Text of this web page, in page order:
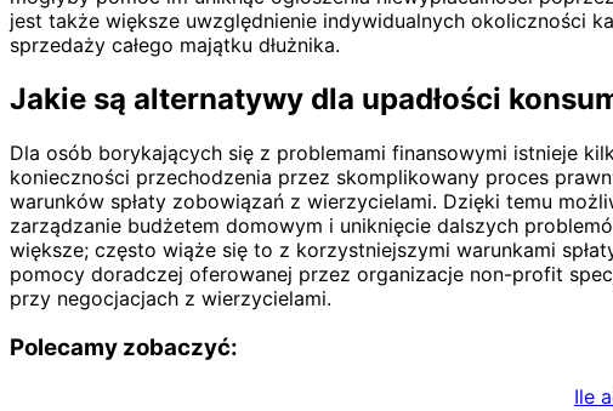
jest także większe uwzględnienie indywidualnych okoliczności
sprzedaży całego majątku dłużnika.
Jakie są alternatywy dla upadłości
Dla osób borykających się z problemami finansowymi istnieje
konieczności przechodzenia przez skomplikowany proces
warunków spłaty zobowiązań z wierzycielami. Dzięki temu
zarządzanie budżetem domowym i uniknięcie dalszych
większe; często wiąże się to z korzystniejszymi warunkami
pomocy doradczej oferowanej przez organizacje non-profit
przy negocjacjach z wierzycielami.
Polecamy zobaczyć:
Ile